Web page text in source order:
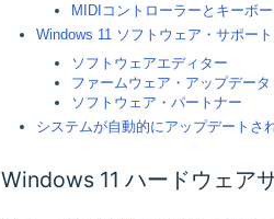
MIDIコントローラーとキーボ
Windows 11 ソフトウェア・サポート
ソフトウェアエディター
ファームウェア・アップデータ
ソフトウェア・パートナー
システムが自動的にアップデートさ
Windows 11 ハードウェア